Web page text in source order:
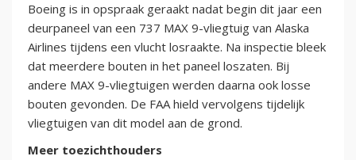
Boeing is in opspraak geraakt nadat begin dit jaar een
deurpaneel van een 737 MAX 9-vliegtuig van Alaska
Airlines tijdens een vlucht losraakte. Na inspectie bleek
dat meerdere bouten in het paneel loszaten. Bij
andere MAX 9-vliegtuigen werden daarna ook losse
bouten gevonden. De FAA hield vervolgens tijdelijk
vliegtuigen van dit model aan de grond.
Meer toezichthouders